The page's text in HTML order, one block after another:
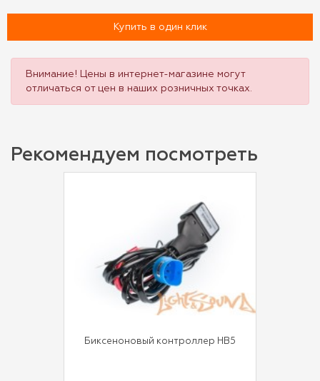
Купить в один клик
Внимание! Цены в интернет-магазине могут
отличаться от цен в наших розничных точках.
Рекомендуем посмотреть
Биксеноновый контроллер HB5